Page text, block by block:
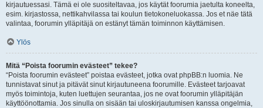
kirjautuessasi. Tämä ei ole suositeltavaa, jos käytät foorumia jaetulta koneelta,
esim. kirjastossa, nettikahvilassa tai koulun tietokoneluokassa. Jos et näe tätä
valintaa, foorumin ylläpitäjä on estänyt tämän toiminnon käyttämisen.
Ylös
Mitä “Poista foorumin evästeet” tekee?
“Poista foorumin evästeet” poistaa evästeet, jotka ovat phpBB:n luomia. Ne
tunnistavat sinut ja pitävät sinut kirjautuneena foorumille. Evästeet tarjoavat
myös toimintoja, kuten luettujen seurantaa, jos ne ovat foorumin ylläpitäjän
käyttöönottamia. Jos sinulla on sisään tai uloskirjautumisen kanssa ongelmia,